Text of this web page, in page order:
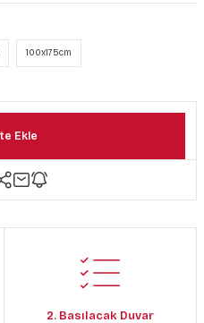
100x175cm
Ekle
2. Basılacak Duvar